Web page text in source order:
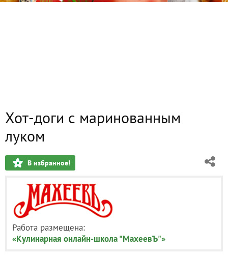
Хот-доги с маринованным
луком
В избранное!
Работа размещена:
«Кулинарная онлайн-школа "МахеевЪ"»